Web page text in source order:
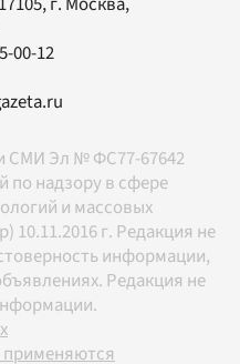
00-12
СМИ Эл № ФС77-67642
по надзору в сфере
и массовых
г. Редакция не
информации,
Редакция не